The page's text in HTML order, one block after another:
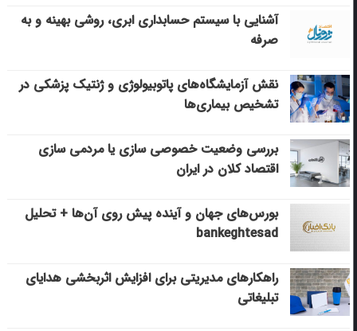
آشنایی با سیستم حسابداری ابری، روشی بهینه و به
صرفه
نقش آزمایشگاه‌های پاتوبیولوژی و ژنتیک پزشکی در
تشخیص بیماری‌ها
بررسی وضعیت خصوصی سازی یا مردمی سازی
اقتصاد کلان در ایران
بورس‌های جهان و آینده پیش روی آن‌ها + تحلیل
bankeghtesad
راهکارهای مدیریتی برای افزایش اثربخشی هدایای
تبلیغاتی